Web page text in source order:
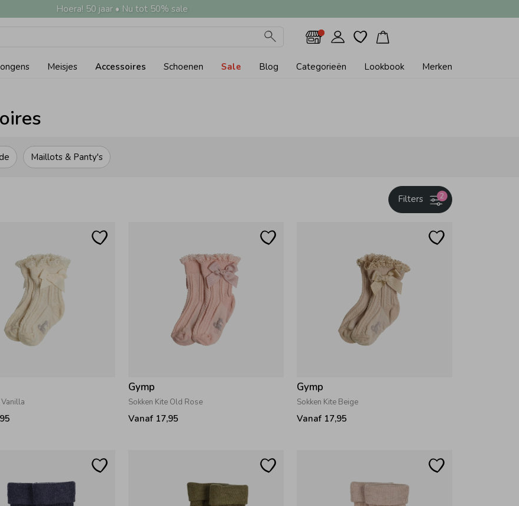
Hoera! 50 jaar • Nu tot 50% sale
Meisjes Accessoires Schoenen Sale Blog Categorieën Lookbook Merken
Maillots & Panty's
2
Filters
Gymp
Sokken Kite Old Rose
Vanaf 17,95
Gymp
Sokken Kite Beige
Vanaf 17,95